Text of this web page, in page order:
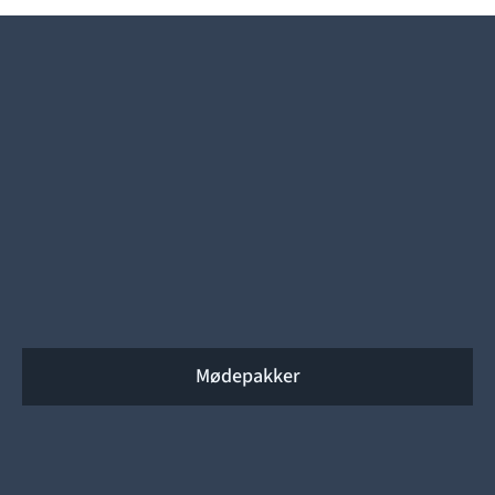
Mødepakker